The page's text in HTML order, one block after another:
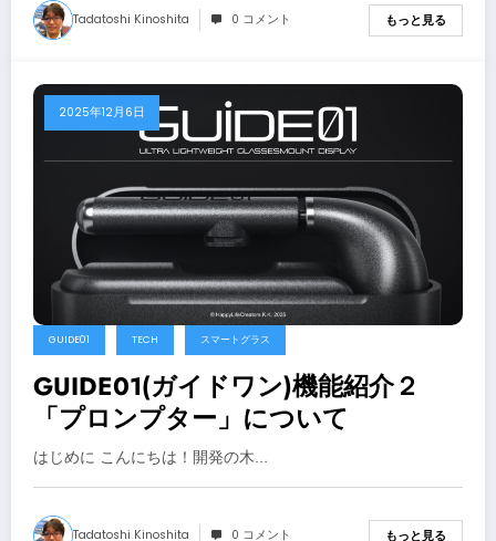
Tadatoshi Kinoshita 0 コメント もっと見る
2025年12月6日
GUIDE01 TECH スマートグラス
GUIDE01(ガイドワン)機能紹介２
「プロンプター」について
はじめに こんにちは！開発の木…
Tadatoshi Kinoshita 0 コメント もっと見る